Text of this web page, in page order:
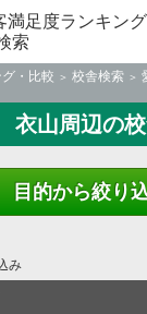
満足度ランキング
索
・比較 校舎検索
衣山周辺の
目的から絞り
み